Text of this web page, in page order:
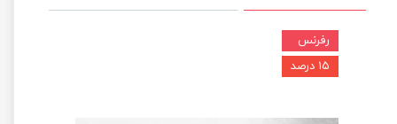
رفرنس
۱۵ درصد